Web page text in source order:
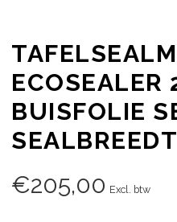
ECOSEALER
BUISFOLIE
€205,00 Excl. btw